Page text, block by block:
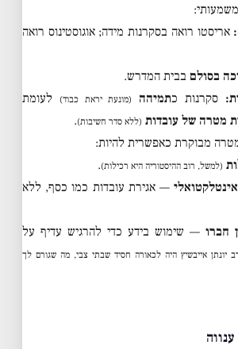
משמעותי:
אריסטו רואה בסקרנות מידה; אוגוסטינוס רואה
בסולם בבית המדרש.
סקרנות כתמיהה (מונעת יראת כבוד)
לעומת
מטרה של עובדות (ללא סדר חשיבות).
מבוקרת כאפשרית להיות:
(למשל, רוב ההיסטוריה היא רכילות).
— אגירת עובדות כמו כסף, ללא
חברו— שימוש בידע כדי להרגיש עדיף על
יונתן אייבשיץ היה לכאורה חסיד שבתי צבי, מה שגורם לך